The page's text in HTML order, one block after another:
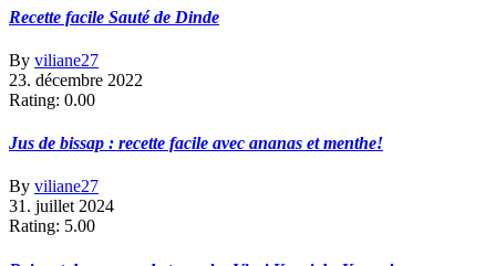
Recette facile Sauté de Dinde
By viliane27
23. décembre 2022
Rating: 0.00
Jus de bissap : recette facile avec ananas et menthe!
By viliane27
31. juillet 2024
Rating: 5.00